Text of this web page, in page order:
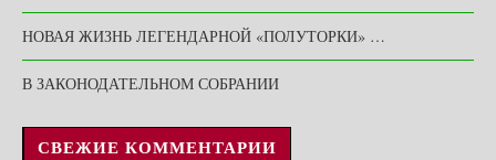
НОВАЯ ЖИЗНЬ ЛЕГЕНДАРНОЙ «ПОЛУТОРКИ» …
В ЗАКОНОДАТЕЛЬНОМ СОБРАНИИ
СВЕЖИЕ КОММЕНТАРИИ